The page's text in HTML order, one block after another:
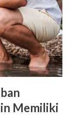
Legenda (asal-
sebuah
jenaka. Cerita
baik dan benar.
Memiliki